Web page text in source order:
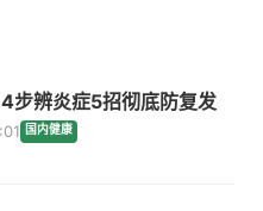
步辨炎症5招彻底防复发
国内健康